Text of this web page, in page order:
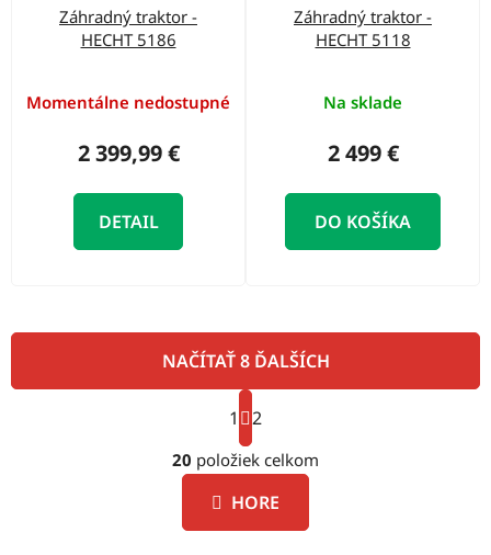
Záhradný traktor -
HECHT 5186
Momentálne nedostupné
2 399,99 €
DETAIL
Záhradný traktor -
HECHT 5118
Na sklade
2 499 €
DO KOŠÍKA
O
v
l
á
d
NAČÍTAŤ 8 ĎALŠÍCH
S
t
r
á
n
k
1 2
20 položiek celkom
HORE